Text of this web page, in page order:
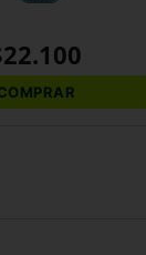
22.100